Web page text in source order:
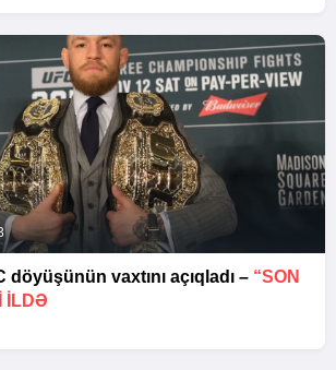
döyüşünün vaxtını açıqladı – “SON
ILDƏ